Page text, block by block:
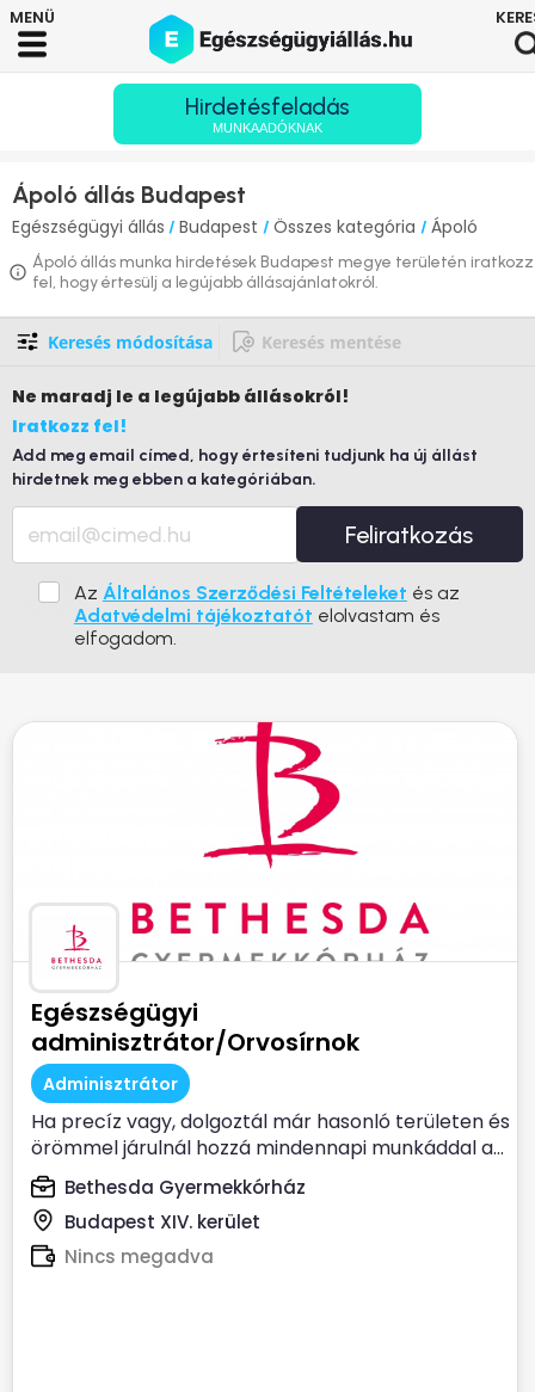
Hirdetésfeladás
MUNKAADÓKNAK
Ápoló állás Budapest
Egészségügyi állás / Budapest / Összes kategória / Ápoló
Ápoló állás munka hirdetések Budapest megye területén iratkozz
fel, hogy értesülj a legújabb állásajánlatokról.
Keresés módosítása Keresés mentése
Ne maradj le a legújabb állásokról!
Iratkozz fel!
Add meg email címed, hogy értesíteni tudjunk ha új állást
hirdetnek meg ebben a kategóriában.
Feliratkozás
Az Általános Szerződési Feltételeket és az
Adatvédelmi tájékoztatót elolvastam és
elfogadom.
Egészségügyi
adminisztrátor/Orvosírnok
Adminisztrátor
Ha precíz vagy, dolgoztál már hasonló területen és
örömmel járulnál hozzá mindennapi munkáddal a...
Bethesda Gyermekkórház
Budapest XIV. kerület
Nincs megadva